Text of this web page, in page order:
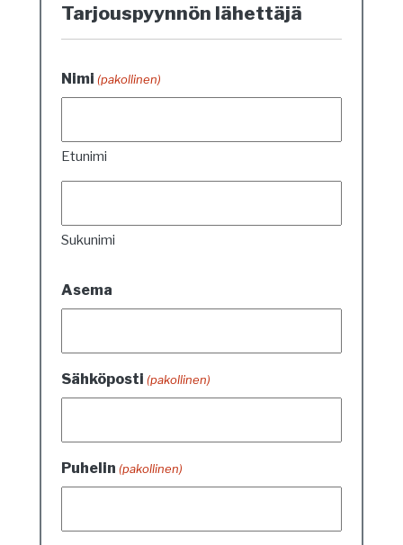
Tarjouspyynnön lähettäjä
Nimi (pakollinen)
Etunimi
Sukunimi
Asema
Sähköposti (pakollinen)
Puhelin (pakollinen)